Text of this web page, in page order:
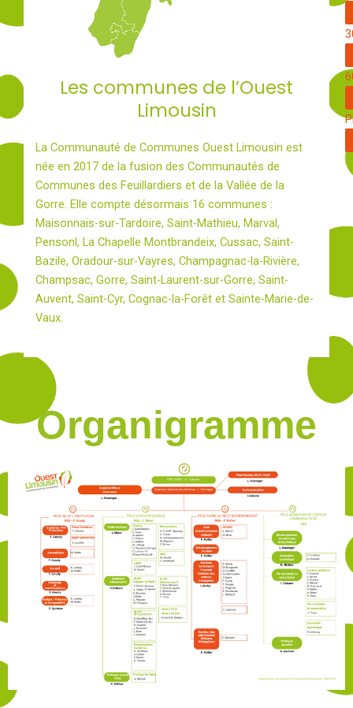
Les communes de l’Ouest
Limousin
La Communauté de Communes Ouest Limousin est
née en 2017 de la fusion des Communautés de
Communes des Feuillardiers et de la Vallée de la
Gorre. Elle compte désormais 16 communes :
Maisonnais-sur-Tardoire, Saint-Mathieu, Marval,
Pensonl, La Chapelle Montbrandeix, Cussac, Saint-
Bazile, Oradour-sur-Vayres, Champagnac-la-Rivière,
Champsac, Gorre, Saint-Laurent-sur-Gorre, Saint-
Auvent, Saint-Cyr, Cognac-la-Forêt et Sainte-Marie-de-
Vaux.
Organigramme